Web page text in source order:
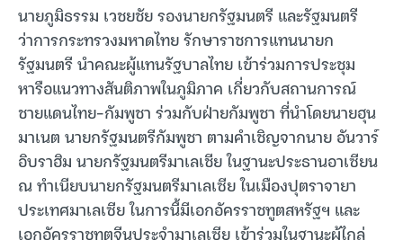
นายภูมิธรรม เวชยชัย รองนายกรัฐมนตรี และรัฐมนตรี
ว่าการกระทรวงมหาดไทย รักษาราชการแทนนายก
รัฐมนตรี นำคณะผู้แทนรัฐบาลไทย เข้าร่วมการประชุม
หารือแนวทางสันติภาพในภูมิภาค เกี่ยวกับสถานการณ์
ชายแดนไทย-กัมพูชา ร่วมกับฝ่ายกัมพูชา ที่นำโดยนายฮุน
มาเนต นายกรัฐมนตรีกัมพูชา ตามคำเชิญจากนาย อันวาร์
อิบราฮิม นายกรัฐมนตรีมาเลเชีย ในฐานะประธานอาเซียน
ณ ทำเนียบนายกรัฐมนตรีมาเลเซีย ในเมืองปุตราจายา
ประเทศมาเลเซีย ในการนี้มีเอกอัครราชทูตสหรัฐฯ และ
เอกอัครราชทูตจีนประจำมาเลเซีย เข้าร่วมในฐานะผู้ไกล่